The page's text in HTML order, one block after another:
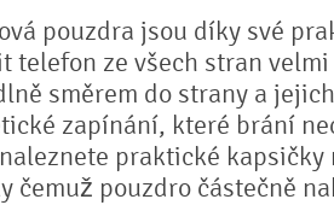
pouzdra jsou díky své
telefon ze všech stran
směrem do strany a
zapínání, které brání
praktické kapsičky
čemuž pouzdro částečně